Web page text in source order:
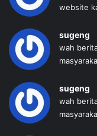
website
sugeng
wah
sugeng
wah